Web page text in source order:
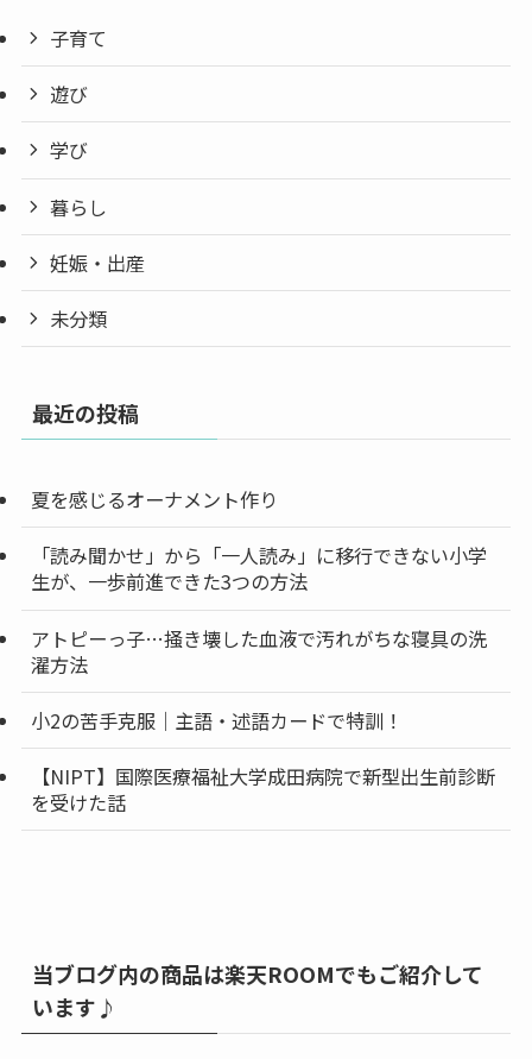
子育て
遊び
学び
暮らし
妊娠・出産
未分類
最近の投稿
夏を感じるオーナメント作り
「読み聞かせ」から「一人読み」に移行できない小学
生が、一歩前進できた3つの方法
アトピーっ子…掻き壊した血液で汚れがちな寝具の洗
濯方法
小2の苦手克服｜主語・述語カードで特訓！
【NIPT】国際医療福祉大学成田病院で新型出生前診断
を受けた話
当ブログ内の商品は楽天ROOMでもご紹介して
います♪